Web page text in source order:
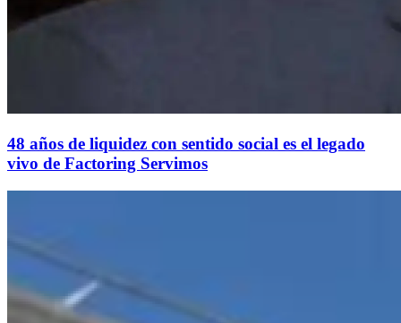
48 años de liquidez con sentido social es el legado
vivo de Factoring Servimos